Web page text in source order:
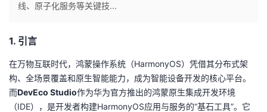
开
发
者
线、原子化服务等关键技...
1. 引言​
在万物互联时代，鸿蒙操作系统（HarmonyOS）凭借其分布式架
构、全场景覆盖和原生智能能力，成为智能设备开发的核心平台。
而​​DevEco Studio​​作为华为官方推出的鸿蒙原生集成开发环境
（IDE），是开发者构建HarmonyOS应用与服务的“基石工具”。它